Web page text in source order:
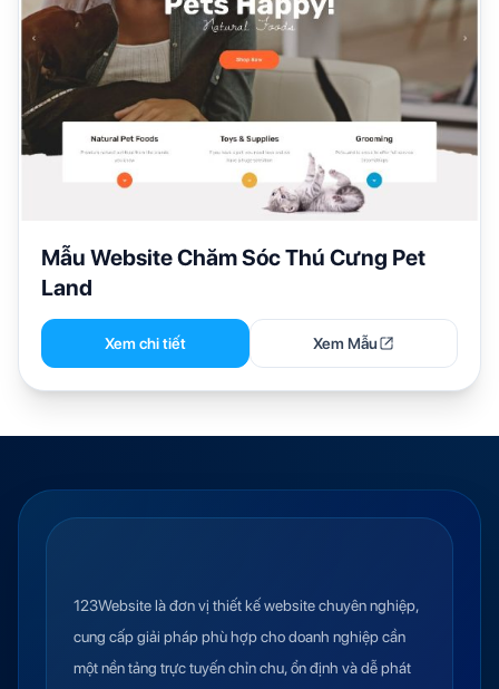
Mẫu Website Chăm Sóc Thú Cưng Pet
Land
Xem chi tiết Xem Mẫu
123Website là đơn vị thiết kế website chuyên nghiệp,
cung cấp giải pháp phù hợp cho doanh nghiệp cần
một nền tảng trực tuyến chỉn chu, ổn định và dễ phát